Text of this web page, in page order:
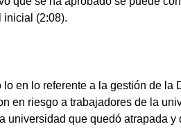
inicial (2:08).
en lo referente a la gestión de la
en riesgo a trabajadores de la
universidad que quedó atrapada